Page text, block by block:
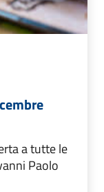
a tutte le
Paolo